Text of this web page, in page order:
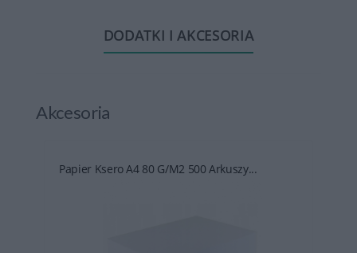
DODATKI I AKCESORIA
Akcesoria
Papier Ksero A4 80 G/m2 500 Arkuszy...